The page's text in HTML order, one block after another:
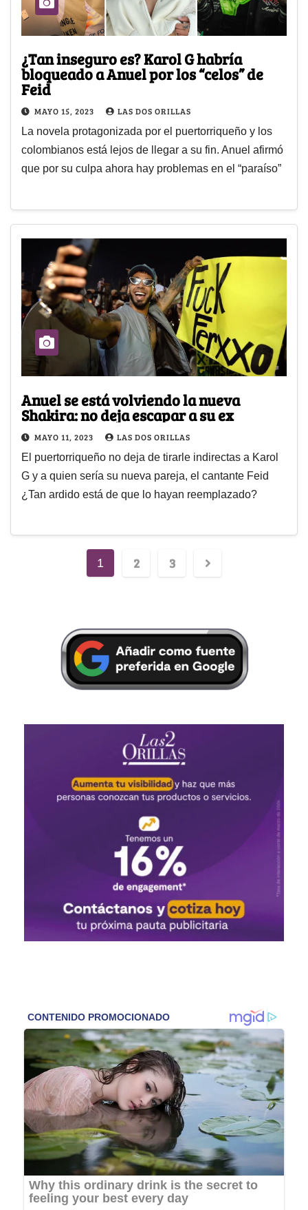
¿Tan inseguro es? Karol G habría
bloqueado a Anuel por los “celos” de
Feid
MAYO 15, 2023 LAS DOS ORILLAS
La novela protagonizada por el puertorriqueño y los
colombianos está lejos de llegar a su fin. Anuel afirmó
que por su culpa ahora hay problemas en el “paraíso”
Anuel se está volviendo la nueva
Shakira: no deja escapar a su ex
MAYO 11, 2023 LAS DOS ORILLAS
El puertorriqueño no deja de tirarle indirectas a Karol
G y a quien sería su nueva pareja, el cantante Feid
¿Tan ardido está de que lo hayan reemplazado?
1 2 3